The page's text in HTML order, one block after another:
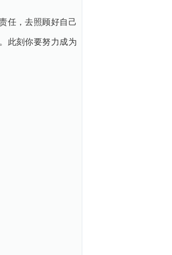
任，去照顾好自己
此刻你要努力成为